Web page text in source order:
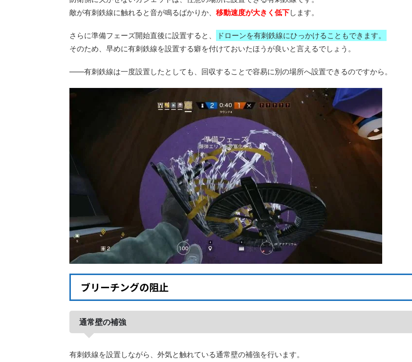
敵が有刺鉄線に触れると音が鳴るばかりか、 移動速度が大きく低下します。
さらに準備フェーズ開始直後に設置すると、
ドローンを有刺鉄線にひっかけることもできます。
そのため、早めに有刺鉄線を設置する癖を付けておいたほうが良いと言えるでしょう。
――有刺鉄線は一度設置したとしても、回収することで容易に別の場所へ設置できるのですから。
ブリーチングの阻止
通常壁の補強
有刺鉄線を設置しながら、外気と触れている通常壁の補強を行います。